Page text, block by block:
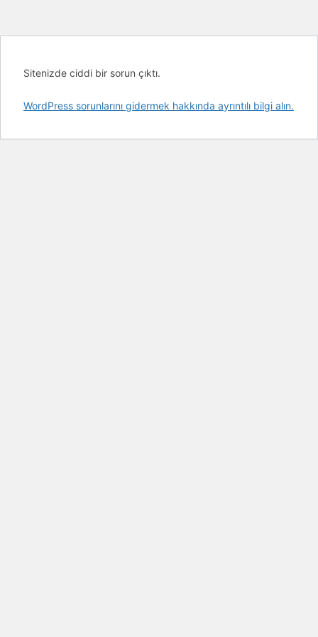
Sitenizde ciddi bir sorun çıktı.
WordPress sorunlarını gidermek hakkında ayrıntılı bilgi alın.